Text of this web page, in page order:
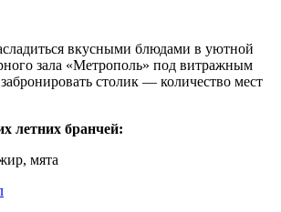
вкусными блюдами в уютной
зала «Метрополь» под витражным
столик — количество мест
летних бранчей:
мята